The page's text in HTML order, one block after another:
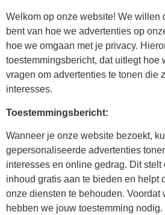
Welkom op onze website! We willen
bent van hoe we advertenties op
hoe we omgaan met je privacy.
toestemmingsbericht, dat uitlegt hoe
vragen om advertenties te tonen die
interesses.
Toestemmingsbericht:
Wanneer je onze website bezoekt,
gepersonaliseerde advertenties
interesses en online gedrag. Dit stelt
inhoud gratis aan te bieden en helpt
onze diensten te behouden. Voordat
hebben we jouw toestemming nodig.